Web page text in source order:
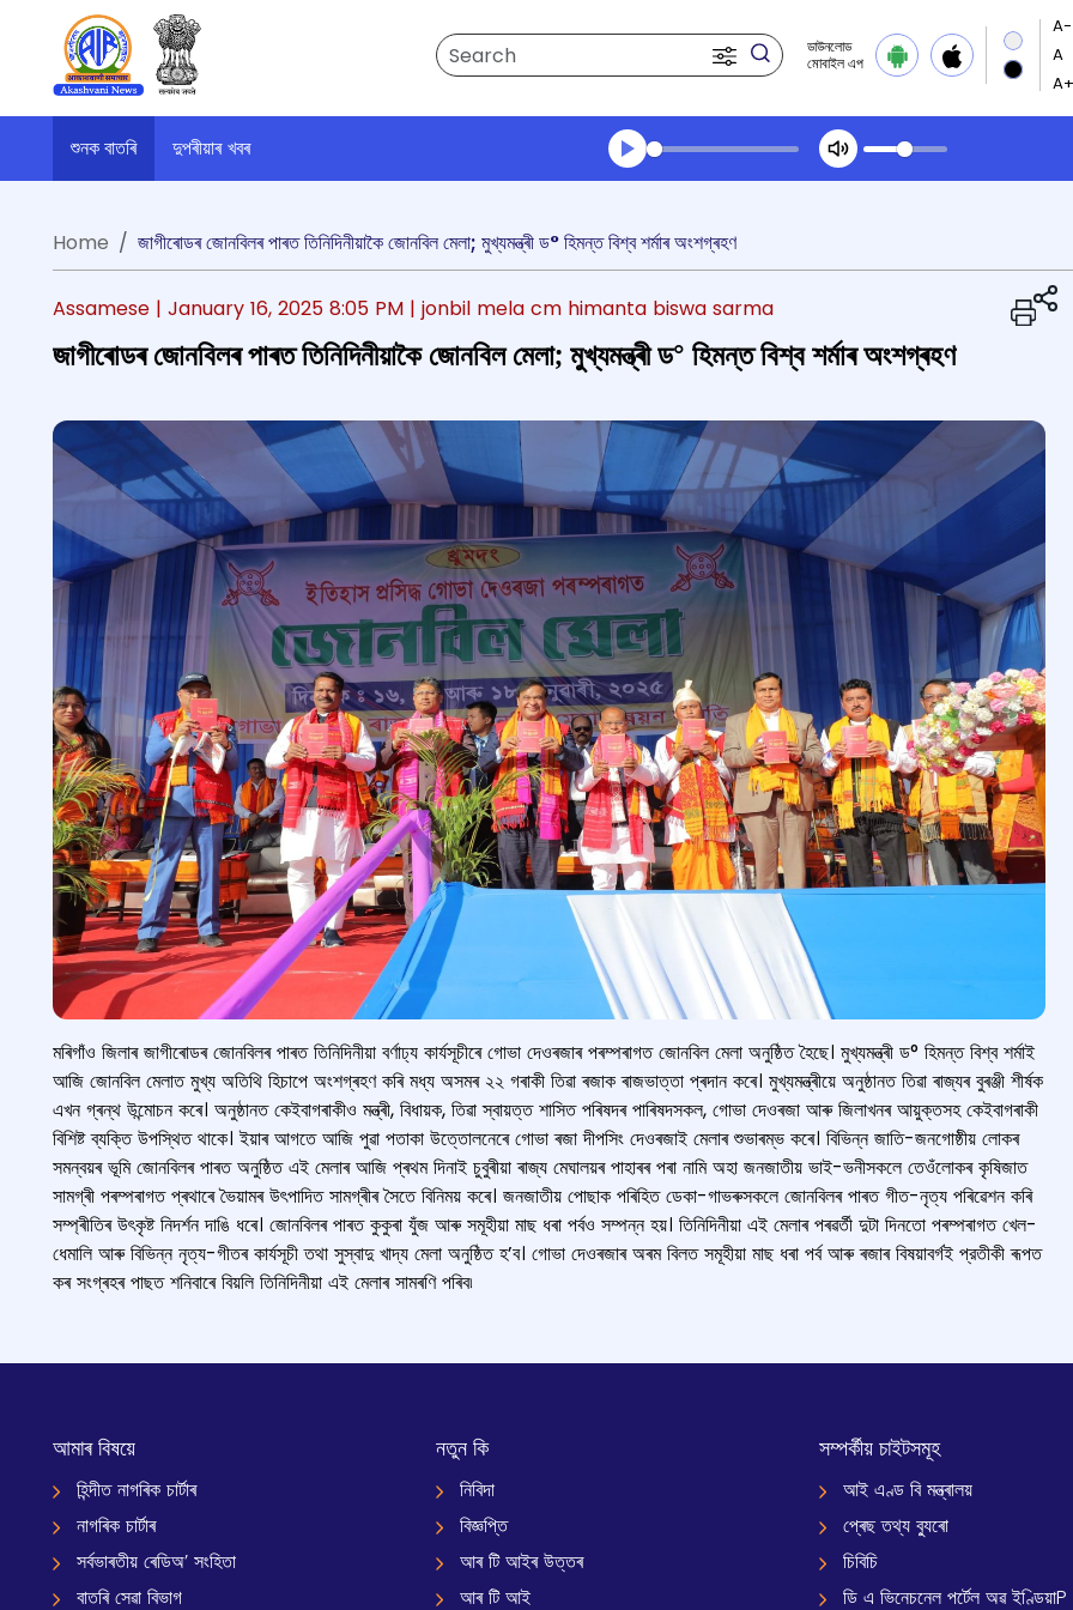
Search
ডাউনলোড
মোবাইল এপ
শুনক বাতৰি
দুপৰীয়াৰ খবৰ
Transcript summary
Home
জাগীৰোডৰ জোনবিলৰ পাৰত তিনিদিনীয়াকৈ জোনবিল মেলা; মুখ্যমন্ত্ৰী ড° হিমন্ত বিশ্ব শৰ্মাৰ অংশগ্ৰহণ
Assamese | January 16, 2025 8:05 PM | jonbil mela cm himanta biswa sarma
জাগীৰোডৰ জোনবিলৰ পাৰত তিনিদিনীয়াকৈ জোনবিল মেলা; মুখ্যমন্ত্ৰী ড° হিমন্ত বিশ্ব শৰ্মাৰ অংশগ্ৰহণ
মৰিগাঁও জিলাৰ জাগীৰোডৰ জোনবিলৰ পাৰত তিনিদিনীয়া বৰ্ণাঢ্য কাৰ্যসূচীৰে গোভা দেওৰজাৰ পৰম্পৰাগত জোনবিল মেলা অনুষ্ঠিত হৈছে। মুখ্যমন্ত্ৰী ড° হিমন্ত বিশ্ব শৰ্মাই
আজি জোনবিল মেলাত মুখ্য অতিথি হিচাপে অংশগ্ৰহণ কৰি মধ্য অসমৰ ২২ গৰাকী তিৱা ৰজাক ৰাজভাত্তা প্ৰদান কৰে। মুখ্যমন্ত্ৰীয়ে অনুষ্ঠানত তিৱা ৰাজ্যৰ বুৰঞ্জী শীৰ্ষক
এখন গ্ৰন্থ উন্মোচন কৰে। অনুষ্ঠানত কেইবাগৰাকীও মন্ত্ৰী, বিধায়ক, তিৱা স্বায়ত্ত শাসিত পৰিষদৰ পাৰিষদসকল, গোভা দেওৰজা আৰু জিলাখনৰ আয়ুক্তসহ কেইবাগৰাকী
বিশিষ্ট ব্যক্তি উপস্থিত থাকে। ইয়াৰ আগতে আজি পুৱা পতাকা উত্তোলনেৰে গোভা ৰজা দীপসিং দেওৰজাই মেলাৰ শুভাৰম্ভ কৰে। বিভিন্ন জাতি-জনগোষ্ঠীয় লোকৰ
সমন্বয়ৰ ভূমি জোনবিলৰ পাৰত অনুষ্ঠিত এই মেলাৰ আজি প্ৰথম দিনাই চুবুৰীয়া ৰাজ্য মেঘালয়ৰ পাহাৰৰ পৰা নামি অহা জনজাতীয় ভাই-ভনীসকলে তেওঁলোকৰ কৃষিজাত
সামগ্ৰী পৰম্পৰাগত প্ৰথাৰে ভৈয়ামৰ উৎপাদিত সামগ্ৰীৰ সৈতে বিনিময় কৰে। জনজাতীয় পোছাক পৰিহিত ডেকা-গাভৰুসকলে জোনবিলৰ পাৰত গীত-নৃত্য পৰিৱেশন কৰি
সম্প্ৰীতিৰ উৎকৃষ্ট নিদৰ্শন দাঙি ধৰে। জোনবিলৰ পাৰত কুকুৰা যুঁজ আৰু সমূহীয়া মাছ ধৰা পৰ্বও সম্পন্ন হয়। তিনিদিনীয়া এই মেলাৰ পৰৱৰ্তী দুটা দিনতো পৰম্পৰাগত খেল-
ধেমালি আৰু বিভিন্ন নৃত্য-গীতৰ কাৰ্যসূচী তথা সুস্বাদু খাদ্য মেলা অনুষ্ঠিত হ’ব। গোভা দেওৰজাৰ অৰম বিলত সমূহীয়া মাছ ধৰা পৰ্ব আৰু ৰজাৰ বিষয়াবৰ্গই প্রতীকী ৰূপত
কৰ সংগ্ৰহৰ পাছত শনিবাৰে বিয়লি তিনিদিনীয়া এই মেলাৰ সামৰণি পৰিব৷
আমাৰ বিষয়ে
হিন্দীত নাগৰিক চাৰ্টাৰ
নাগৰিক চাৰ্টাৰ
সৰ্বভাৰতীয় ৰেডিঅ’ সংহিতা
বাতৰি সেৱা বিভাগ
নতুন কি
নিবিদা
বিজ্ঞপ্তি
আৰ টি আইৰ উত্তৰ
আৰ টি আই
সম্পৰ্কীয় চাইটসমূহ
আই এণ্ড বি মন্ত্ৰালয়
প্ৰেছ তথ্য ব্যুৰো
চিবিচি
ডি এ ভিনেচনেল পৰ্টেল অৱ ইণ্ডিয়াP